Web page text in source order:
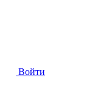
Войти